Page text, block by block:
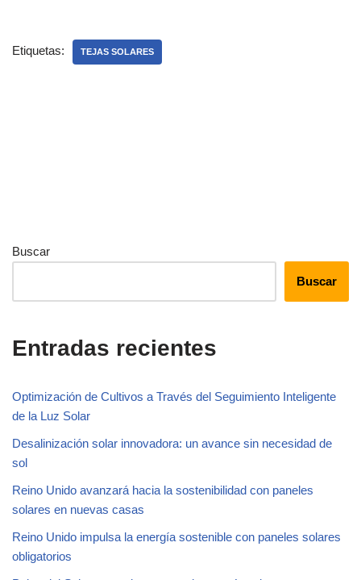
Etiquetas: TEJAS SOLARES
Buscar
Buscar
Entradas recientes
Optimización de Cultivos a Través del Seguimiento Inteligente
de la Luz Solar
Desalinización solar innovadora: un avance sin necesidad de
sol
Reino Unido avanzará hacia la sostenibilidad con paneles
solares en nuevas casas
Reino Unido impulsa la energía sostenible con paneles solares
obligatorios